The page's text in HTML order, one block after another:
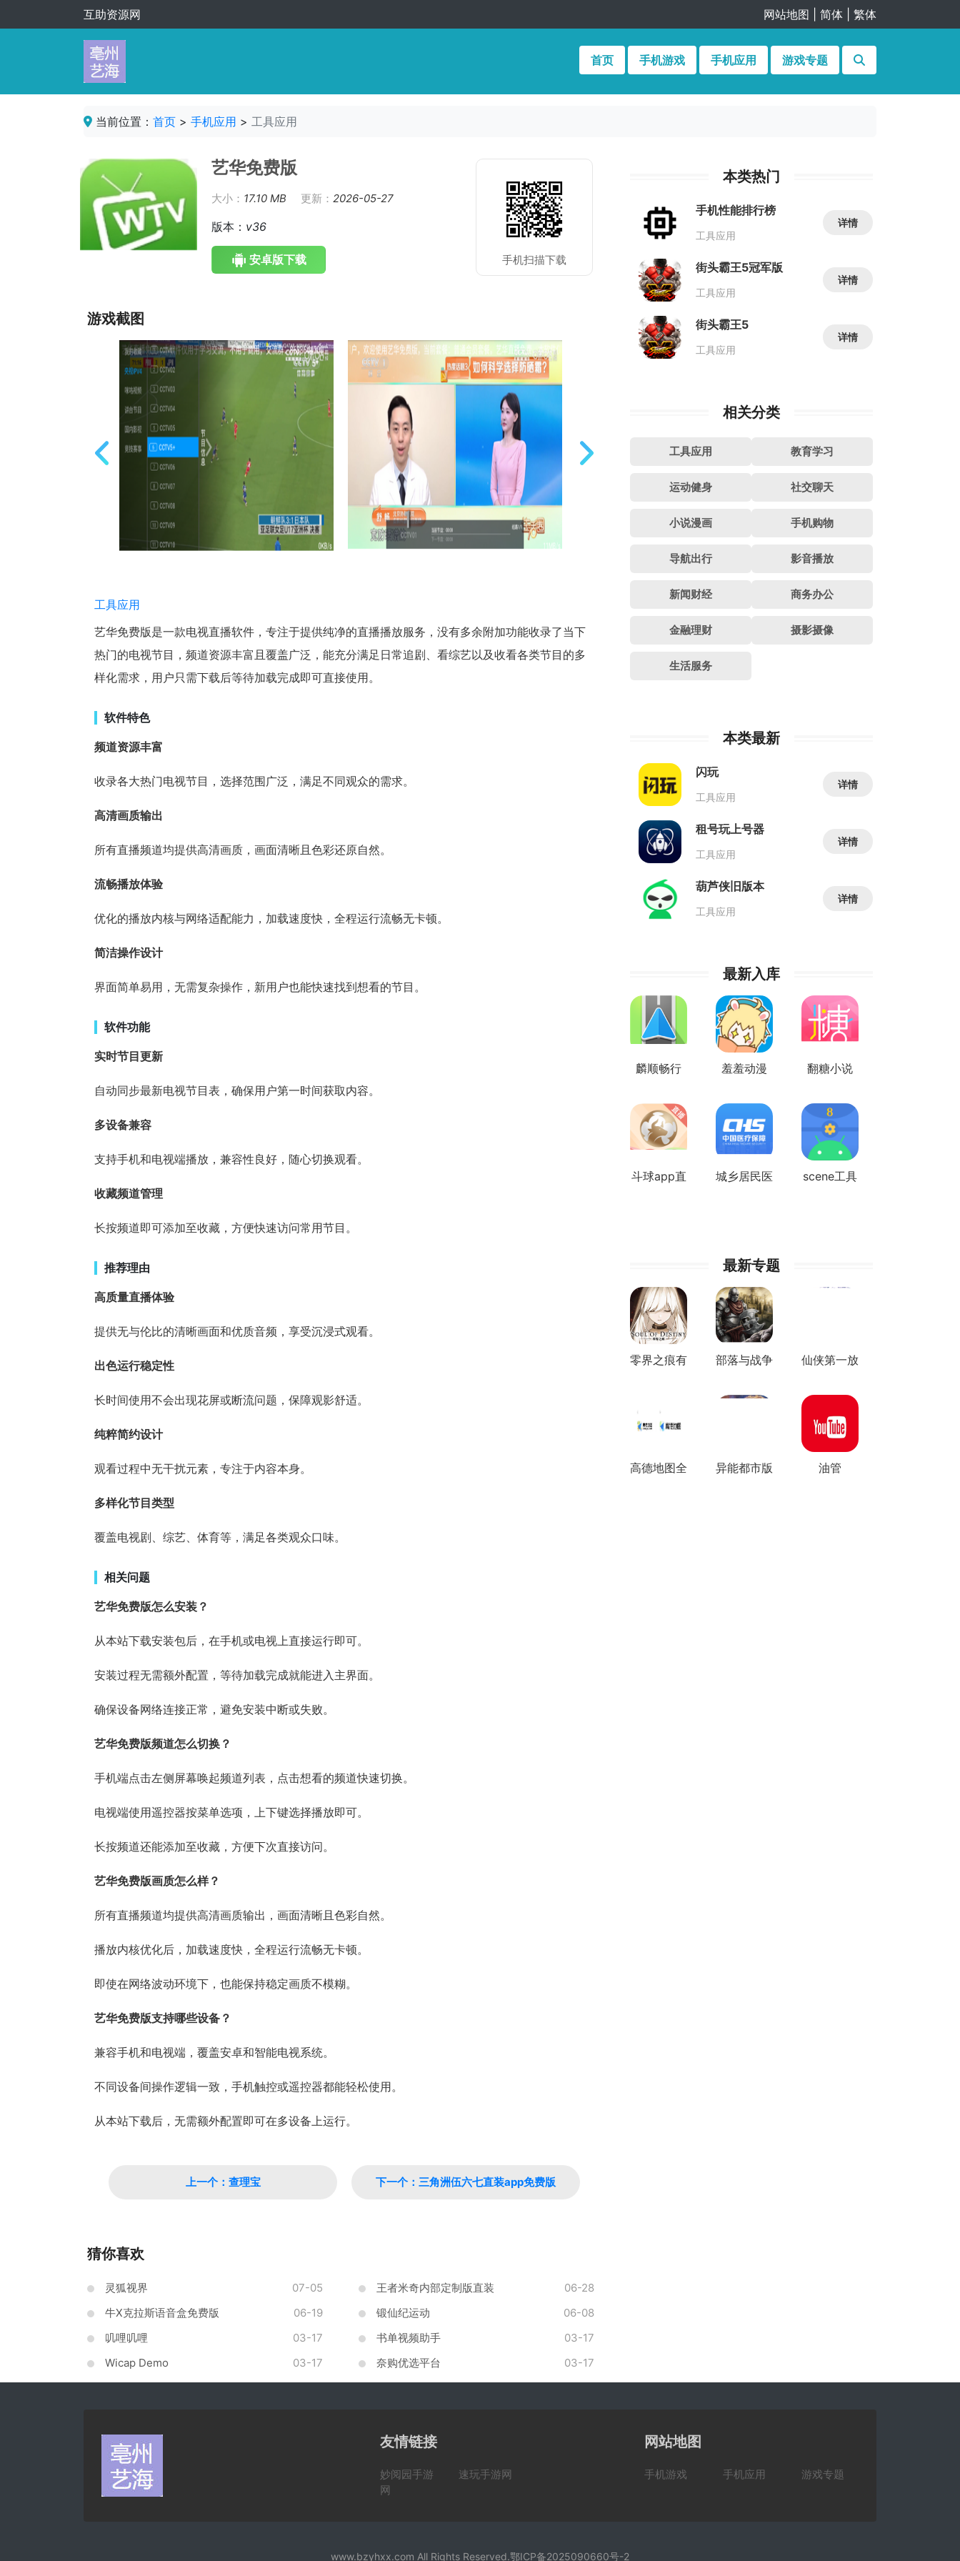
互助资源网 网站地图 简体 繁体
首页 手机游戏 手机应用 游戏专题
当前位置： 首页 > 手机应用 > 工具应用
艺华免费版
大小： 17.10 MB 更新： 2026-05-27
版本： v36
安卓版下载 手机扫描下载
游戏截图
工具应用
艺华免费版是一款电视直播软件，专注于提供纯净的直播播放服务，没有多余附加功能收录了当下
热门的电视节目，频道资源丰富且覆盖广泛，能充分满足日常追剧、看综艺以及收看各类节目的多
样化需求，用户只需下载后等待加载完成即可直接使用。
软件特色
频道资源丰富
收录各大热门电视节目，选择范围广泛，满足不同观众的需求。
高清画质输出
所有直播频道均提供高清画质，画面清晰且色彩还原自然。
流畅播放体验
优化的播放内核与网络适配能力，加载速度快，全程运行流畅无卡顿。
简洁操作设计
界面简单易用，无需复杂操作，新用户也能快速找到想看的节目。
软件功能
实时节目更新
自动同步最新电视节目表，确保用户第一时间获取内容。
多设备兼容
支持手机和电视端播放，兼容性良好，随心切换观看。
收藏频道管理
长按频道即可添加至收藏，方便快速访问常用节目。
推荐理由
高质量直播体验
提供无与伦比的清晰画面和优质音频，享受沉浸式观看。
出色运行稳定性
长时间使用不会出现花屏或断流问题，保障观影舒适。
纯粹简约设计
观看过程中无干扰元素，专注于内容本身。
多样化节目类型
覆盖电视剧、综艺、体育等，满足各类观众口味。
相关问题
艺华免费版怎么安装？
从本站下载安装包后，在手机或电视上直接运行即可。
安装过程无需额外配置，等待加载完成就能进入主界面。
确保设备网络连接正常，避免安装中断或失败。
艺华免费版频道怎么切换？
手机端点击左侧屏幕唤起频道列表，点击想看的频道快速切换。
电视端使用遥控器按菜单选项，上下键选择播放即可。
长按频道还能添加至收藏，方便下次直接访问。
艺华免费版画质怎么样？
所有直播频道均提供高清画质输出，画面清晰且色彩自然。
播放内核优化后，加载速度快，全程运行流畅无卡顿。
即使在网络波动环境下，也能保持稳定画质不模糊。
艺华免费版支持哪些设备？
兼容手机和电视端，覆盖安卓和智能电视系统。
不同设备间操作逻辑一致，手机触控或遥控器都能轻松使用。
从本站下载后，无需额外配置即可在多设备上运行。
上一个：查理宝 下一个：三角洲伍六七直装app免费版
猜你喜欢
灵狐视界 07-05 王者米奇内部定制版直装
06-28
牛X克拉斯语音盒免费版
06-19 锻仙纪运动
06-08
叽哩叽哩
03-17 书单视频助手
03-17
Wicap Demo
03-17 奈购优选平台 03-17
本类热门
手机性能排行榜
工具应用
详情
街头霸王5冠军版
工具应用
详情
街头霸王5
工具应用
详情
相关分类
工具应用 教育学习
运动健身 社交聊天
小说漫画 手机购物
导航出行 影音播放
新闻财经 商务办公
金融理财 摄影摄像
生活服务
本类最新
闪玩
工具应用
详情
租号玩上号器
工具应用
详情
葫芦侠旧版本
工具应用
详情
最新入库
麟顺畅行 羞羞动漫 翻糖小说
斗球app直
城乡居民医
scene工具
最新专题
零界之痕有
部落与战争
仙侠第一放
高德地图全
异能都市版
油管
友情链接
妙阅园手游
网
速玩手游网
网站地图
手机游戏 手机应用 游戏专题
www.bzyhxx.com All Rights Reserved.鄂ICP备2025090660号-2